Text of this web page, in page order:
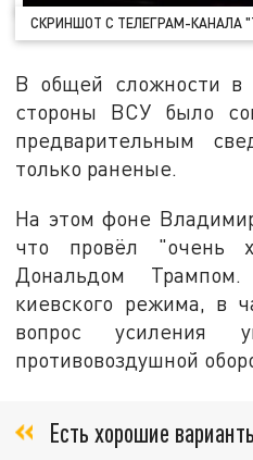
СКРИНШОТ С ТЕЛЕГРАМ-КАНАЛА
В общей сложности в
стороны ВСУ было
предварительным
только раненые.
На этом фоне
что провёл "очень
Дональдом
киевского режима, в
вопрос усиления
противовоздушной
Есть хорошие